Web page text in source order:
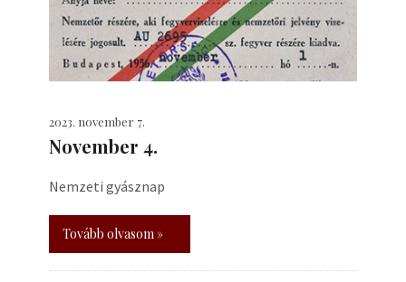
2023. november 7.
November 4.
Nemzeti gyásznap
Tovább olvasom »